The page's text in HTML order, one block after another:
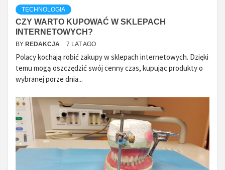
TECHNOLOGIA
CZY WARTO KUPOWAĆ W SKLEPACH
INTERNETOWYCH?
BY REDAKCJA 7 LAT AGO
Polacy kochają robić zakupy w sklepach internetowych. Dzięki
temu mogą oszczędzić swój cenny czas, kupując produkty o
wybranej porze dnia...